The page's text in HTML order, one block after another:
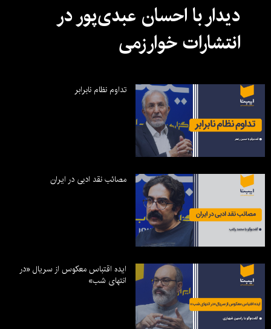
دیدار با احسان عبدی‌پور در
انتشارات خوارزمی
تداوم نظام نابرابر
مصائب نقد ادبی در ایران
ایده اقتباس معکوس از سریال «در
انتهای شب»